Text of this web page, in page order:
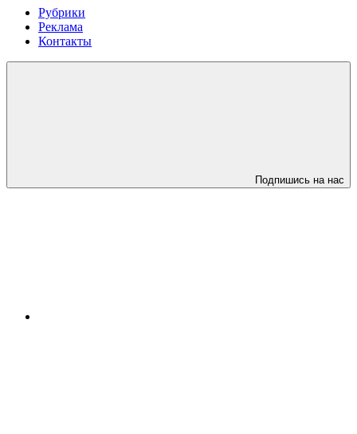
Рубрики
Реклама
Контакты
Подпишись на нас